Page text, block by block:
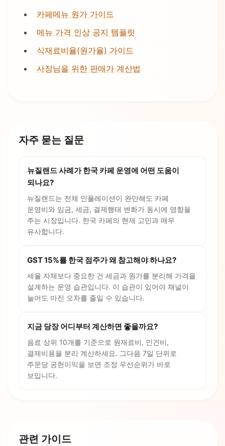
카페메뉴 원가 가이드
메뉴 가격 인상 공지 템플릿
식재료비율(원가율) 가이드
사장님을 위한 판매가 계산법
자주 묻는 질문
뉴질랜드 사례가 한국 카페 운영에 어떤 도움이
되나요?
뉴질랜드는 전체 인플레이션이 완만해도 카페
운영비와 임금, 세금, 결제행태 변화가 동시에 영향을
주는 시장입니다. 한국 카페의 현재 고민과 매우
유사합니다.
GST 15%를 한국 점주가 왜 참고해야 하나요?
세율 자체보다 중요한 건 세금과 원가를 분리해 가격을
설계하는 운영 습관입니다. 이 습관이 있어야 채널이
늘어도 마진 오차를 줄일 수 있습니다.
지금 당장 어디부터 계산하면 좋을까요?
음료 상위 10개를 기준으로 원재료비, 인건비,
결제비용을 분리 계산하세요. 그다음 7일 단위로
주문당 공헌이익을 보면 조정 우선순위가 바로
보입니다.
관련 가이드